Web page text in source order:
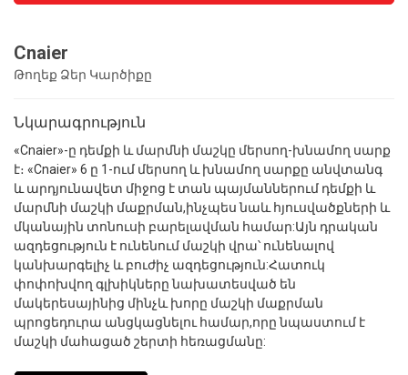
Cnaier
Թողեք Ձեր Կարծիքը
Նկարագրություն
«Cnaier»-ը դեմքի և մարմնի մաշկը մերսող-խնամող սարք
է։ «Cnaier» 6 ը 1-ում մերսող և խնամող սարքը անվտանգ
և արդյունավետ միջոց է տան պայմաններում դեմքի և
մարմնի մաշկի մաքրման,ինչպես նաև հյուսվածքների և
մկանային տոնուսի բարելավման համար:Այն դրական
ազդեցություն է ունենում մաշկի վրա՝ ունենալով
կանխարգելիչ և բուժիչ ազդեցություն:Հատուկ
փոփոխվող գլխիկները նախատեսված են
մակերեսայինից մինչև խորը մաշկի մաքրման
պրոցեդուրա անցկացնելու համար,որը նպաստում է
մաշկի մահացած շերտի հեռացմանը: